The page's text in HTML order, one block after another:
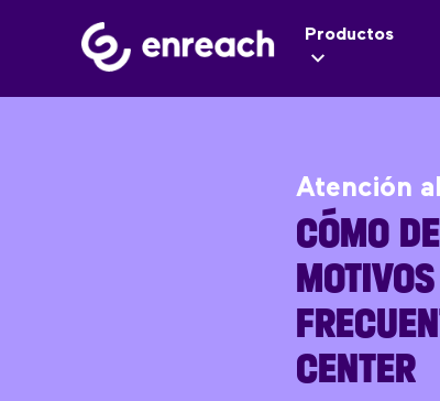
Productos
Atención
CÓMO
CENTER